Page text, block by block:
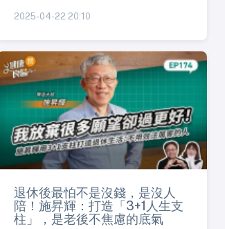
2025-04-22 20:10
退休後最怕不是沒錢，是沒人
陪！施昇輝：打造「3+1人生支
柱」，是老後不焦慮的底氣